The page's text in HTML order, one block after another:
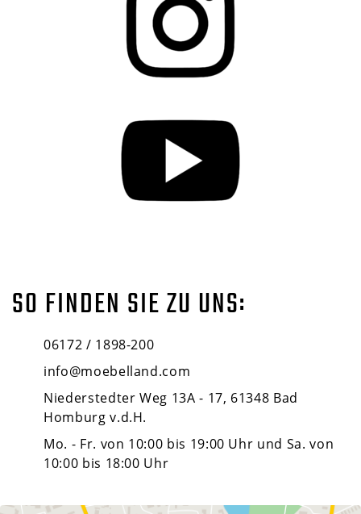
SO FINDEN SIE ZU UNS:
06172 / 1898-200
info@moebelland.com
Niederstedter Weg 13A - 17, 61348 Bad
Homburg v.d.H.
Mo. - Fr. von 10:00 bis 19:00 Uhr und Sa. von
10:00 bis 18:00 Uhr